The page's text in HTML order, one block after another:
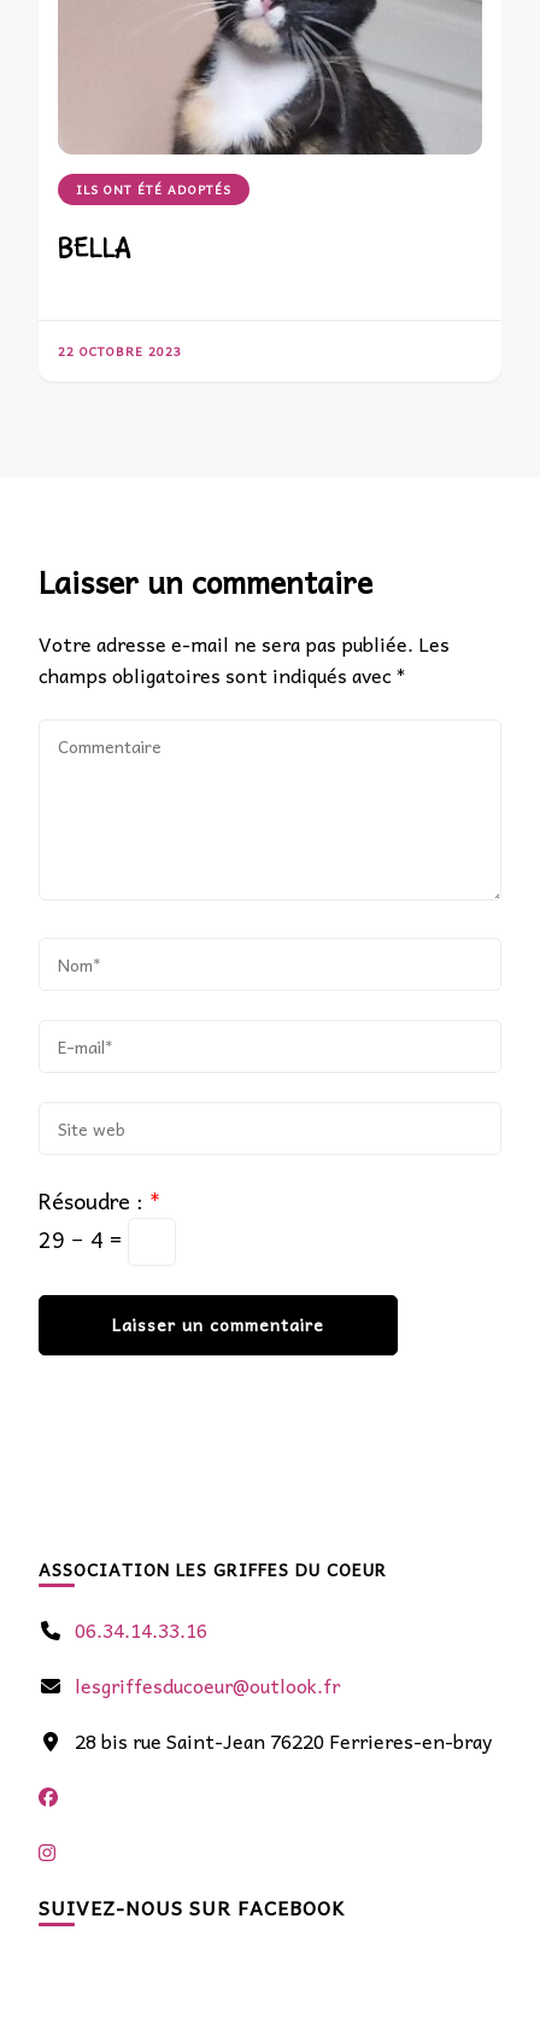
ILS ONT ÉTÉ ADOPTÉS
BELLA
22 OCTOBRE 2023
Laisser un commentaire
Votre adresse e-mail ne sera pas publiée. Les
champs obligatoires sont indiqués avec*
Résoudre : *
29 − 4 =
ASSOCIATION LES GRIFFES DU COEUR
06.34.14.33.16
lesgriffesducoeur@outlook.fr
28 bis rue Saint-Jean 76220 Ferrieres-en-bray
SUIVEZ-NOUS SUR FACEBOOK